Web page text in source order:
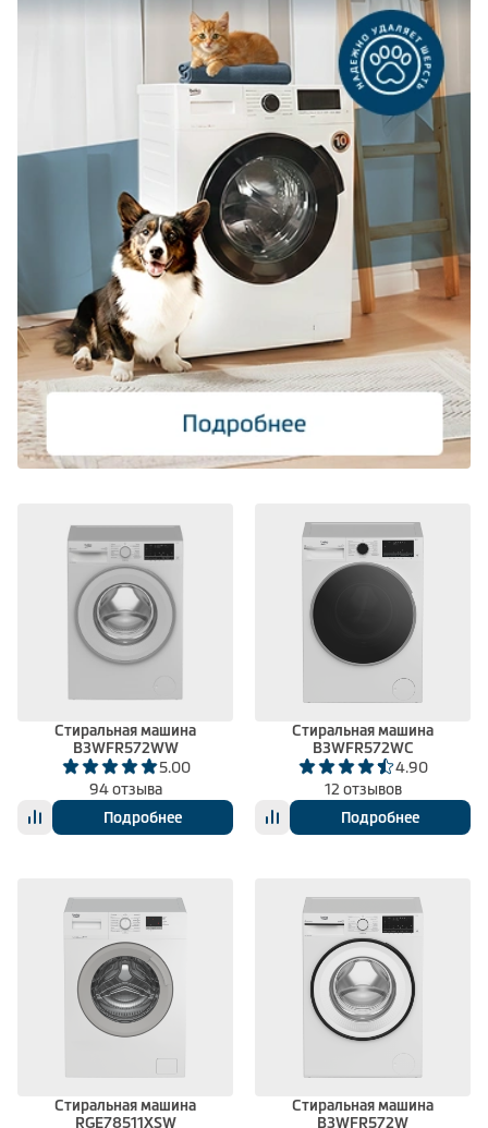
Стиральная машина
B3WFR572WW
5.00
94 отзыва
Подробнее
Стиральная машина
B3WFR572WC
4.90
12 отзывов
Подробнее
Стиральная машина
RGE78511XSW
Стиральная машина
B3WFR572W